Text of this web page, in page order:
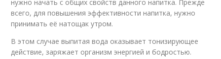
нужно начать с общих свойств данного напитка. Прежде
всего, для повышения эффективности напитка, нужно
принимать её натощак утром.
В этом случае выпитая вода оказывает тонизирующее
действие, заряжает организм энергией и бодростью.